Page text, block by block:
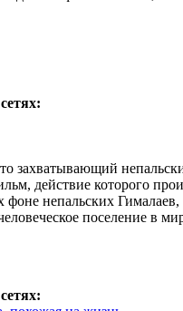
действие которого
непальских Гималаев,
поселение в